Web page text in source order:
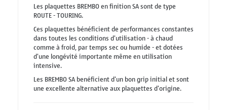
Les plaquettes BREMBO en finition SA sont de type
ROUTE - TOURING.
Ces plaquettes bénéficient de performances constantes
dans toutes les conditions d'utilisation - à chaud
comme à froid, par temps sec ou humide - et dotées
d'une longévité importante même en utilisation
intensive.
Les BREMBO SA benéficient d'un bon grip initial et sont
une excellente alternative aux plaquettes d'origine.